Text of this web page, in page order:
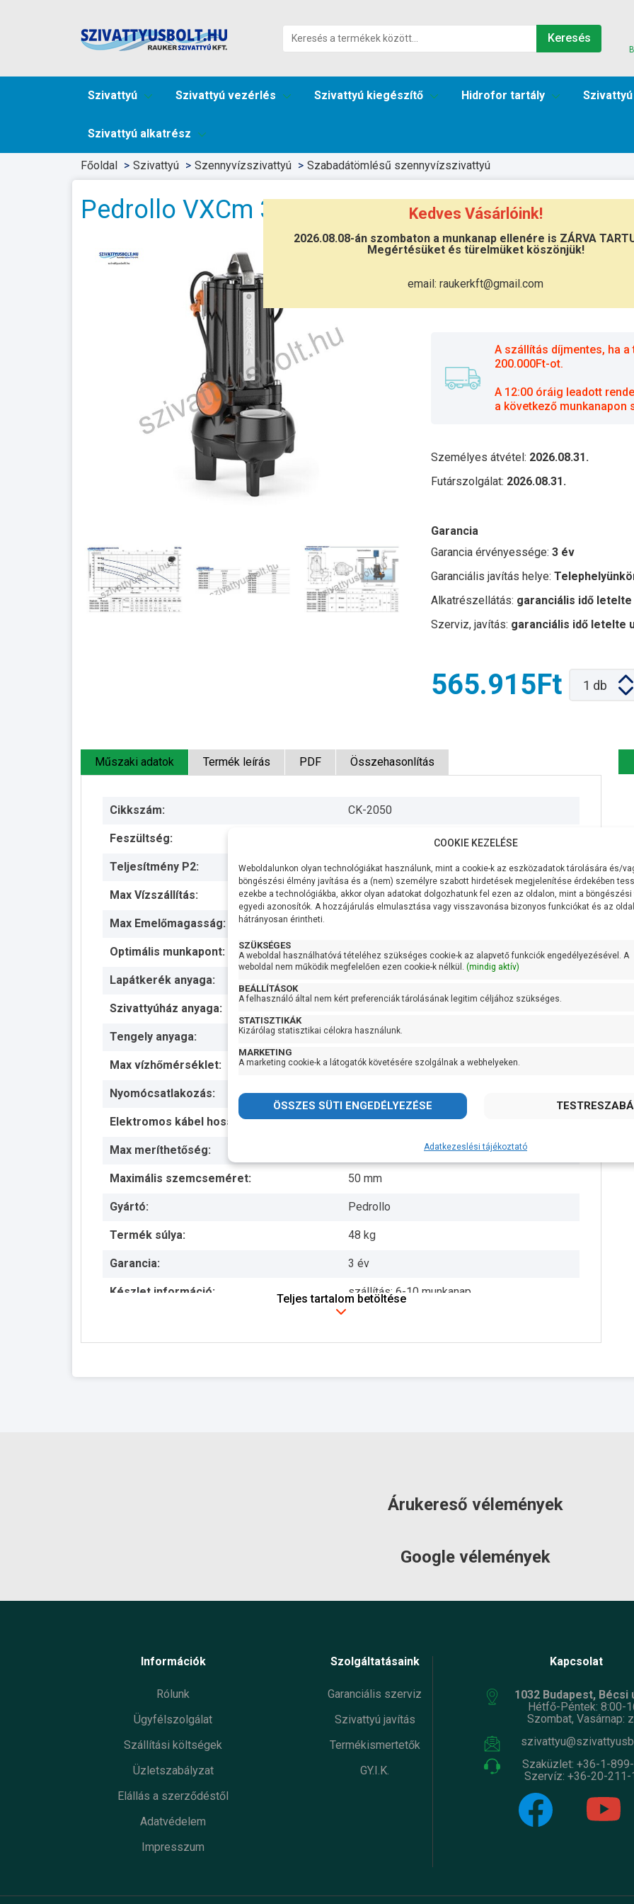
Kedves Vásárlóink!
2026.08.08-án szombaton a munkanap ellenére is ZÁRVA
Megértésüket és türelmüket köszönjük!
email: raukerkft@gmail.com
Keresés
Szivattyú Szivattyú vezérlés Szivattyú kiegészítő Hidrofor tartály
Szivattyú alkatrész
Főoldal Szivattyú Szennyvízszivattyú Szabadátömlésű szennyvízszivattyú
Pedrollo VXCm 30/50
Átvétel
A szállítás díjmentes, ha
200.000Ft-ot.
A 12:00 óráig leadott
a következő munkanapon
Személyes átvétel: 2026.08.31.
Futárszolgálat: 2026.08.31.
Garancia
Garancia érvényessége: 3 év
Garanciális javítás helye:
Alkatrészellátás: garanciális idő letelte
Szerviz, javítás: garanciális idő letelte
565.915Ft 1 db
Műszaki adatok Termék leírás PDF Összehasonlítás
Cikkszám: CK-2050
Feszültség:
Teljesítmény P2: 2200W
Max Vízszállítás: 850 liter/perc
Max Emelőmagasság:
Optimális munkapont: 10,3 méteren 500 liter/perc
Lapátkerék anyaga:
Szivattyúház anyaga: Öntvény
Tengely anyaga: AISI 431 rozsdamentes acél
Max vízhőmérséklet: + 40 fok
Nyomócsatlakozás: 2 1/2 coll
Elektromos kábel hossza: 10 méter
Max meríthetőség:
Maximális szemcseméret: 50 mm
Gyártó: Pedrollo
Termék súlya: 48 kg
Garancia: 3 év
Készlet információ: szállítás: 6-10 munkanap
Teljes tartalom betöltése
Árukereső vélemények
Google vélemények
Információk
Rólunk
Ügyfélszolgálat
Szállítási költségek
Üzletszabályzat
Elállás a szerződéstől
Adatvédelem
Impresszum
Szolgáltatásaink
Garanciális szerviz
Szivattyú javítás
Termékismertetők
GY.I.K.
Kapcsolat
1032 Budapest, Bécsi
Hétfő-Péntek: 8:00-
Szombat, Vasárnap:
Szaküzlet: +36-1-
Szervíz: +36-20-211-
COOKIE KEZELÉSE
Weboldalunkon olyan technológiákat használunk, mint a cookie-k az eszközadatok tárolására és/
böngészési élmény javítása és a (nem) személyre szabott hirdetések megjelenítése érdekében
ezekbe a technológiákba, akkor olyan adatokat dolgozhatunk fel ezen az oldalon, mint a
egyedi azonosítók. A hozzájárulás elmulasztása vagy visszavonása bizonyos funkciókat és az
hátrányosan érintheti.
SZÜKSÉGES
A weboldal használhatóvá tételéhez szükséges cookie-k az alapvető funkciók engedélyezésével. A
weboldal nem működik megfelelően ezen cookie-k nélkül. (mindig aktív)
BEÁLLÍTÁSOK
A felhasználó által nem kért preferenciák tárolásának legitim céljához szükséges.
STATISZTIKÁK
Kizárólag statisztikai célokra használunk.
MARKETING
A marketing cookie-k a látogatók követésére szolgálnak a webhelyeken.
Adatkezeslési tájékoztató